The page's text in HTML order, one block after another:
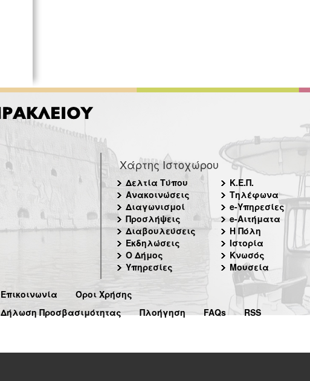
Χάρτης Ιστοχώρου
Δελτία Τύπου
Ανακοινώσεις
Διαγωνισμοί
Προσλήψεις
Διαβουλεύσεις
Εκδηλώσεις
Ο Δήμος
Υπηρεσίες
Κ.Ε.Π.
Τηλέφωνα
e-Υπηρεσίες
e-Αιτήματα
Η Πόλη
Ιστορία
Κνωσός
Μουσεία
Επικοινωνία
Όροι Χρήσης
Δήλωση Προσβασιμότητας
Πλοήγηση FAQs RSS